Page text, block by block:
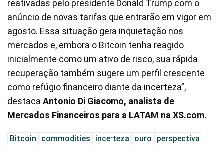
reativadas pelo presidente Donald Trump com o
anúncio de novas tarifas que entrarão em vigor em
agosto. Essa situação gera inquietação nos
mercados e, embora o Bitcoin tenha reagido
inicialmente como um ativo de risco, sua rápida
recuperação também sugere um perfil crescente
como refúgio financeiro diante da incerteza”,
destaca Antonio Di Giacomo, analista de
Mercados Financeiros para a LATAM na XS.com.
Bitcoin commodities incerteza ouro perspectiva